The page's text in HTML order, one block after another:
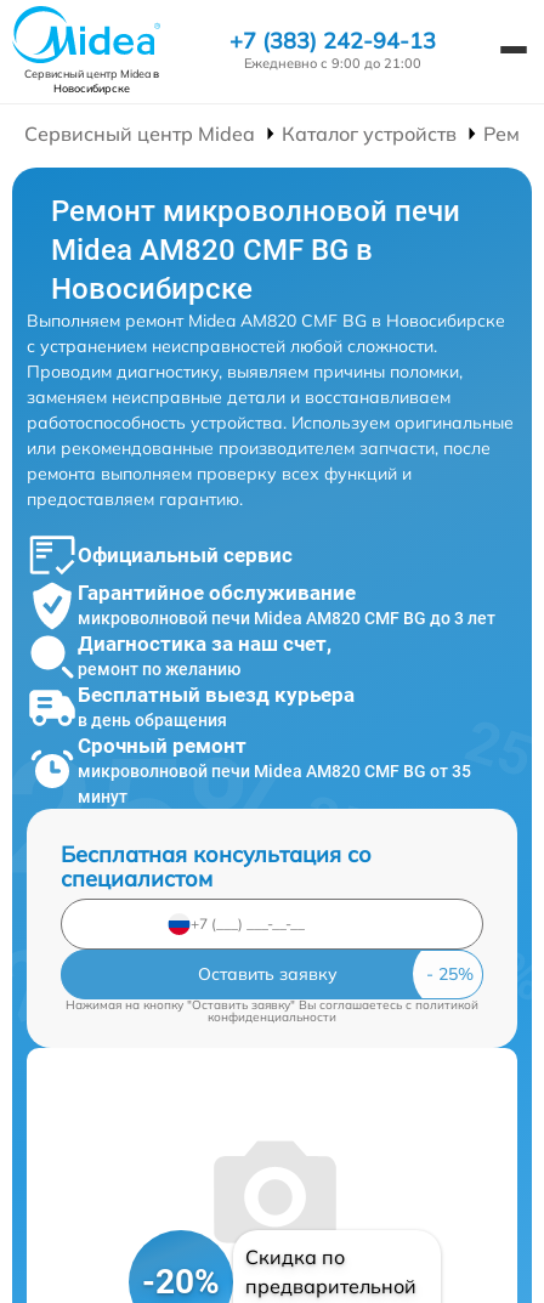
Сервисный центр Mideaв
Новосибирске
+7 (383) 242-94-13
Ежедневно с 9:00 до 21:00
Сервисный центр Midea Каталог устройств
Ремонт микроволновой печи
Midea AM820 CMF BG в
Новосибирске
Выполняем ремонт Midea AM820 CMF BG в Новосибирске
с устранением неисправностей любой сложности.
Проводим диагностику, выявляем причины поломки,
заменяем неисправные детали и восстанавливаем
работоспособность устройства. Используем оригинальные
или рекомендованные производителем запчасти, после
ремонта выполняем проверку всех функций и
предоставляем гарантию.
Официальный сервис
Гарантийное обслуживание
микроволновой печи Midea AM820 CMF BG до 3 лет
Диагностика за наш счет,
ремонт по желанию
Бесплатный выезд курьера
в день обращения
Срочный ремонт
микроволновой печи Midea AM820 CMF BG от 35
минут
Бесплатная консультация со
специалистом
Оставить заявку
Нажимая на кнопку "Оставить заявку" Вы соглашаетесь cполитикой
конфиденциальности
-20%
Скидка по
предварительной